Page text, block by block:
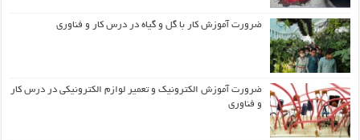
ضرورت آموزش کار با گل و گیاه در درس کار و فناوری
ضرورت آموزش الکترونیک و تعمیر لوازم الکترونیکی در درس کار
و فناوری